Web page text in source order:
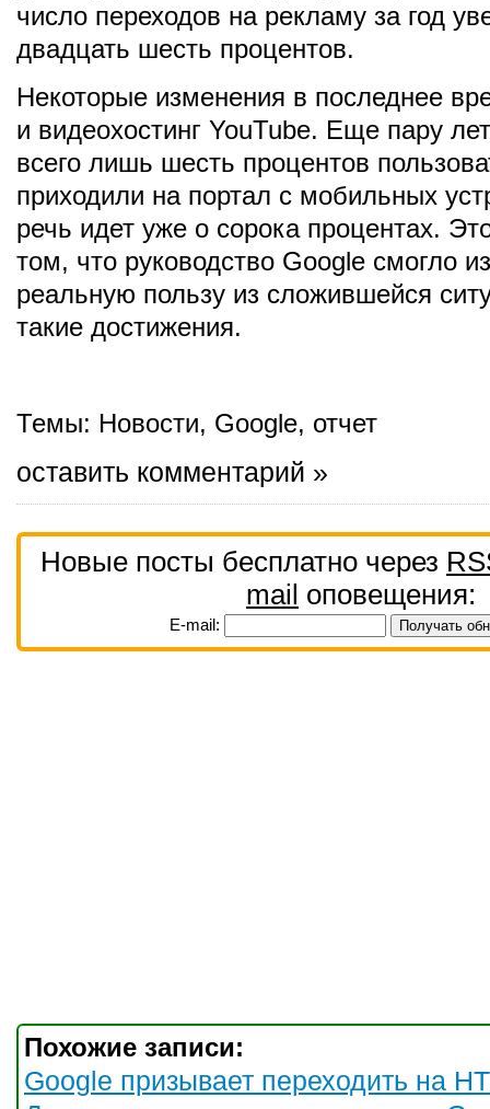
число переходов на рекламу за год
двадцать шесть процентов.
Некоторые изменения в последнее
и видеохостинг YouTube. Еще пару
всего лишь шесть процентов
приходили на портал с мобильных
речь идет уже о сорока процентах.
том, что руководство Google смогло
реальную пользу из сложившейся
такие достижения.
Темы: Новости, Google, отчет
оставить комментарий »
Новые посты бесплатно через
mail оповещения:
E-mail:
Похожие записи:
Google призывает переходить на